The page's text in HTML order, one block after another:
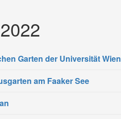
Garten der Universität Wien
am Faaker See